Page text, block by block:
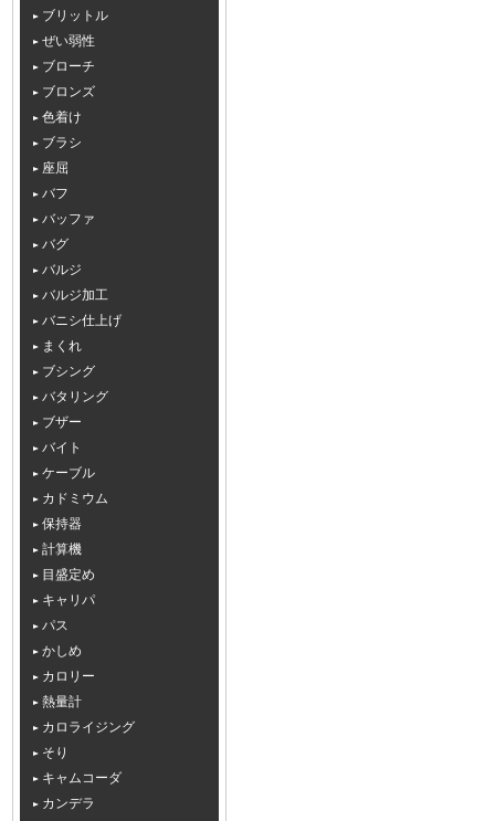
ブリットル
ぜい弱性
ブローチ
ブロンズ
色着け
ブラシ
座屈
バフ
バッファ
バグ
バルジ
バルジ加工
バニシ仕上げ
まくれ
ブシング
バタリング
ブザー
バイト
ケーブル
カドミウム
保持器
計算機
目盛定め
キャリパ
パス
かしめ
カロリー
熱量計
カロライジング
そり
キャムコーダ
カンデラ